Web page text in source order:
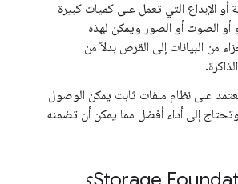
أو الإبداع التي تعمل على كميات كبيرة
أو الصوت أو الصور ويمكن لهذه
من البيانات إلى القرص بدلاً من
على نظام ملفات ثابت يمكن الوصول
إليه من Wasm وتحتاج إلى أداء أفضل مما يمكن أن تضمنه